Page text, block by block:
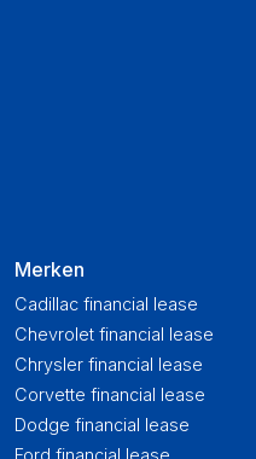
Merken
Cadillac financial lease
Chevrolet financial lease
Chrysler financial lease
Corvette financial lease
Dodge financial lease
Ford financial lease